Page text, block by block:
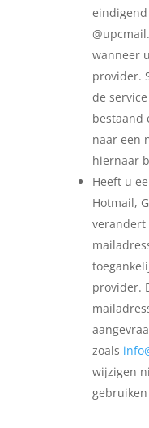
wanneer
provider.
de
bestaand
naar een
hiernaar
Heeft u
Hotmail,
verandert
provider.
zoals
wijzigen